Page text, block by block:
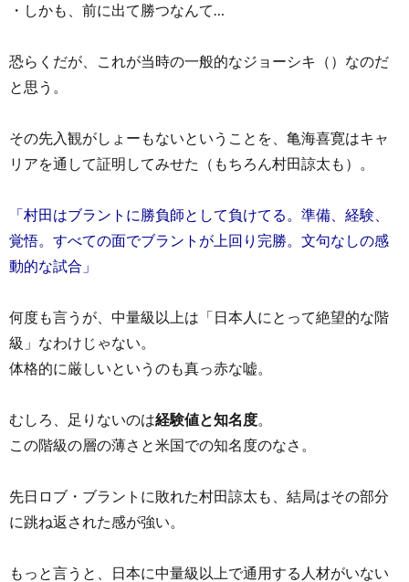
・しかも、前に出て勝つなんて…
恐らくだが、これが当時の一般的なジョーシキ（）なのだ
と思う。
その先入観がしょーもないということを、亀海喜寛はキャ
リアを通して証明してみせた（もちろん村田諒太も）。
「村田はブラントに勝負師として負けてる。準備、経験、
覚悟。すべての面でブラントが上回り完勝。文句なしの感
動的な試合」
何度も言うが、中量級以上は「日本人にとって絶望的な階
級」なわけじゃない。
体格的に厳しいというのも真っ赤な嘘。
むしろ、足りないのは経験値と知名度
この階級の層の薄さと米国での知名度のなさ。
先日ロブ・ブラントに敗れた村田諒太も、結局はその部分
に跳ね返された感が強い。
もっと言うと、日本に中量級以上で通用する人材がいない